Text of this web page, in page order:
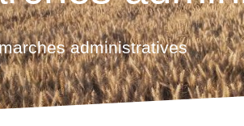
administratives